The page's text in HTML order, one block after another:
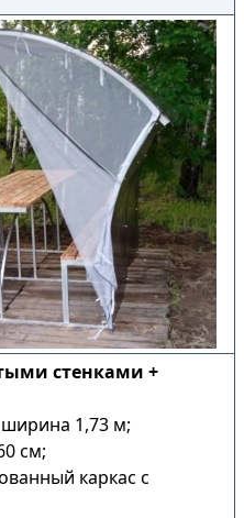
стенками +
1,73 м;
см;
каркас с